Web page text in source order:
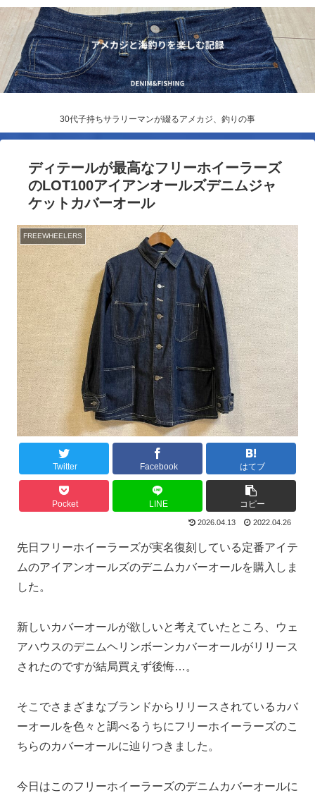
30代子持ちサラリーマンが綴るアメカジ、釣りの事
ディテールが最高なフリーホイーラーズ
のLOT100アイアンオールズデニムジャ
ケットカバーオール
FREEWHEELERS
Twitter Facebook はてブ
Pocket LINE コピー
2026.04.13 2022.04.26
先日フリーホイーラーズが実名復刻している定番アイテ
ムのアイアンオールズのデニムカバーオールを購入しま
した。
新しいカバーオールが欲しいと考えていたところ、ウェ
アハウスのデニムヘリンボーンカバーオールがリリース
されたのですが結局買えず後悔…。
そこでさまざまなブランドからリリースされているカバ
ーオールを色々と調べるうちにフリーホイーラーズのこ
ちらのカバーオールに辿りつきました。
今日はこのフリーホイーラーズのデニムカバーオールに